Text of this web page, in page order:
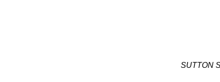
SUTTON